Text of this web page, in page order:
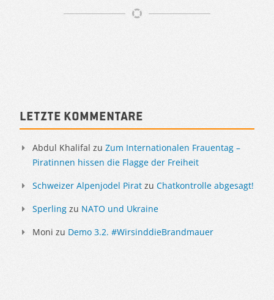
Sidebar
Letzte Kommentare
Abdul Khalifal zu Zum Internationalen Frauentag –
Piratinnen hissen die Flagge der Freiheit
Schweizer Alpenjodel Pirat zu Chatkontrolle abgesagt!
Sperling zu NATO und Ukraine
Moni zu Demo 3.2. #WirsinddieBrandmauer